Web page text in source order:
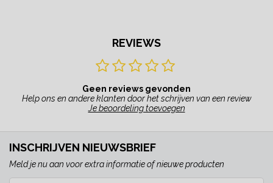
REVIEWS
Geen reviews gevonden
Help ons en andere klanten door het schrijven van een review
Je beoordeling toevoegen
INSCHRIJVEN NIEUWSBRIEF
Meld je nu aan voor extra informatie of nieuwe producten